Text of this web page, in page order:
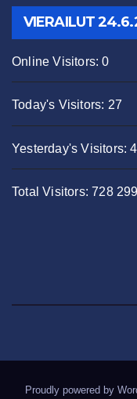
VIERAILUT
Online Visitors:0
Today's Visitors: 27
Yesterday's Visitors:
Total Visitors:728 299
Proudly powered by